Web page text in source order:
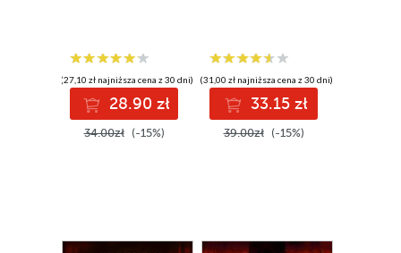
(27,10 zł najniższa cena z 30 dni)
28.90 zł
34.00zł (-15%)
(31,00 zł najniższa cena z 30 dni)
33.15 zł
39.00zł (-15%)